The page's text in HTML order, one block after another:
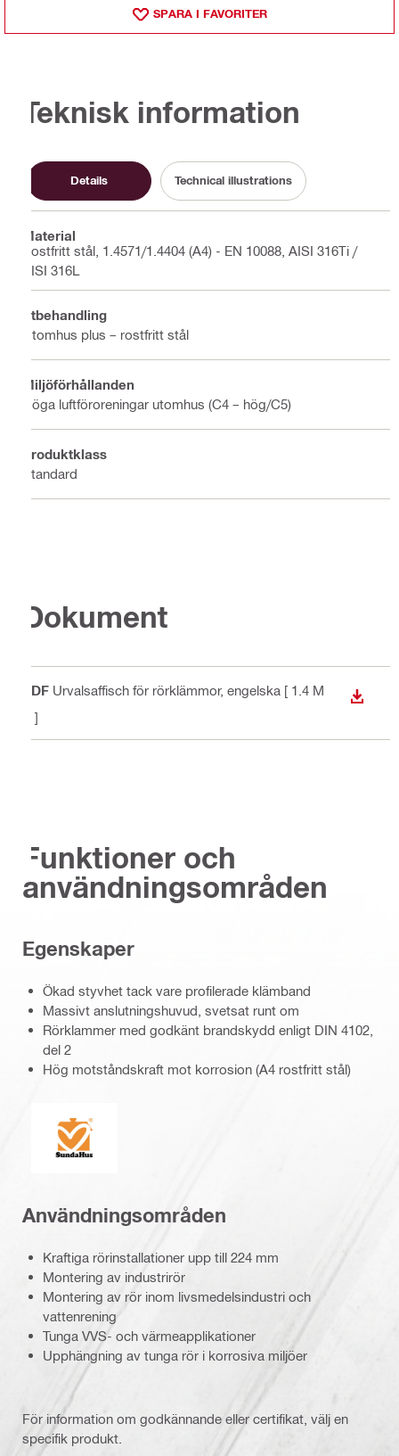
SPARA I FAVORITER
Teknisk information
Details Technical illustrations
Material
Rostfritt stål, 1.4571/1.4404 (A4) - EN 10088, AISI 316Ti /
AISI 316L
Ytbehandling
Utomhus plus – rostfritt stål
Miljöförhållanden
Höga luftföroreningar utomhus (C4 – hög/C5)
Produktklass
Standard
Dokument
PDF Urvalsaffisch för rörklämmor, engelska [ 1.4 M
B ]
LADDA
Funktioner och
användningsområden
Egenskaper
Ökad styvhet tack vare profilerade klämband
Massivt anslutningshuvud, svetsat runt om
Rörklammer med godkänt brandskydd enligt DIN 4102,
del 2
Hög motståndskraft mot korrosion (A4 rostfritt stål)
SundaHus
Användningsområden
Kraftiga rörinstallationer upp till 224 mm
Montering av industrirör
Montering av rör inom livsmedelsindustri och
vattenrening
Tunga VVS- och värmeapplikationer
Upphängning av tunga rör i korrosiva miljöer
För information om godkännande eller certifikat, välj en
specifik produkt.